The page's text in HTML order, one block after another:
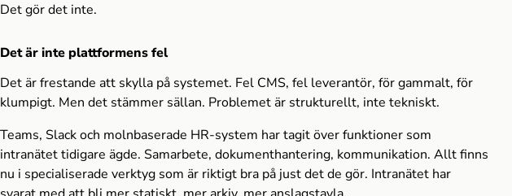
Det gör det inte.
Det är inte plattformens fel
Det är frestande att skylla på systemet. Fel CMS, fel leverantör, för gammalt, för
klumpigt. Men det stämmer sällan. Problemet är strukturellt, inte tekniskt.
Teams, Slack och molnbaserade HR-system har tagit över funktioner som
intranätet tidigare ägde. Samarbete, dokumenthantering, kommunikation. Allt finns
nu i specialiserade verktyg som är riktigt bra på just det de gör. Intranätet har